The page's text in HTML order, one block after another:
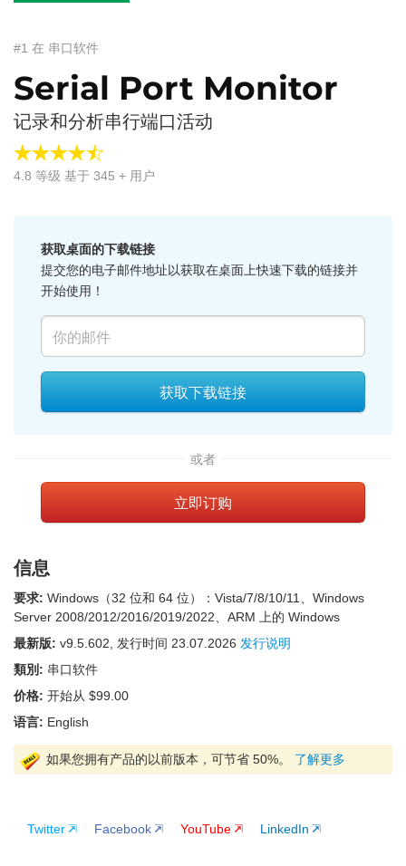
#1 在 串口软件
Serial Port Monitor
记录和分析串行端口活动
4.8 等级 基于 345 + 用户
获取桌面的下载链接
提交您的电子邮件地址以获取在桌面上快速下载的链接并
开始使用！
获取下载链接
或者
立即订购
信息
要求: Windows（32 位和 64 位）：Vista/7/8/10/11、Windows
Server 2008/2012/2016/2019/2022、ARM 上的 Windows
最新版: v9.5.602 , 发行时间 23.07.2026 发行说明
類別: 串口软件
价格: 开始从 $99.00
语言: English
如果您拥有产品的以前版本，可节省 50%。 了解更多
Twitter Facebook YouTube LinkedIn